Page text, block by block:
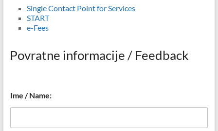
Single Contact Point for Services
START
e-Fees
Povratne informacije / Feedback
Ime / Name: